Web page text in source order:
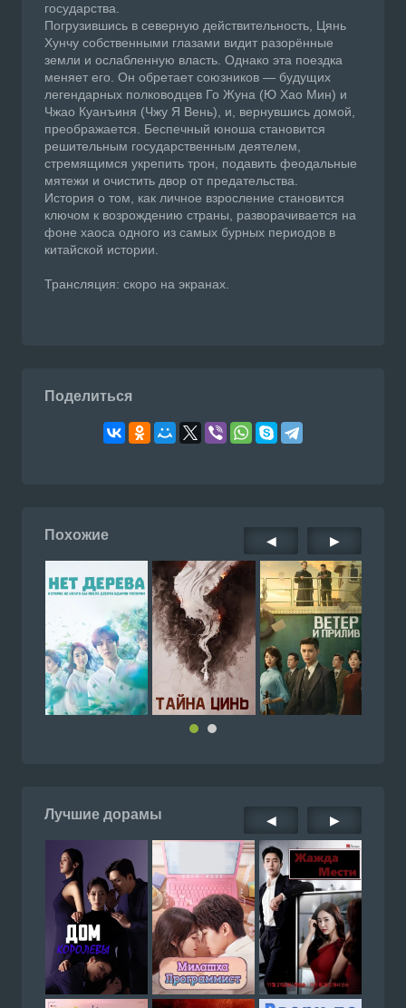
государства.
Погрузившись в северную действительность, Цянь
Хунчу собственными глазами видит разорённые
земли и ослабленную власть. Однако эта поездка
меняет его. Он обретает союзников — будущих
легендарных полководцев Го Жуна (Ю Хао Мин) и
Чжао Куанъиня (Чжу Я Вень), и, вернувшись домой,
преображается. Беспечный юноша становится
решительным государственным деятелем,
стремящимся укрепить трон, подавить феодальные
мятежи и очистить двор от предательства.
История о том, как личное взросление становится
ключом к возрождению страны, разворачивается на
фоне хаоса одного из самых бурных периодов в
китайской истории.
Трансляция: скоро на экранах.
Поделиться
Похожие ◀ ▶
Лучшие дорамы ◀ ▶